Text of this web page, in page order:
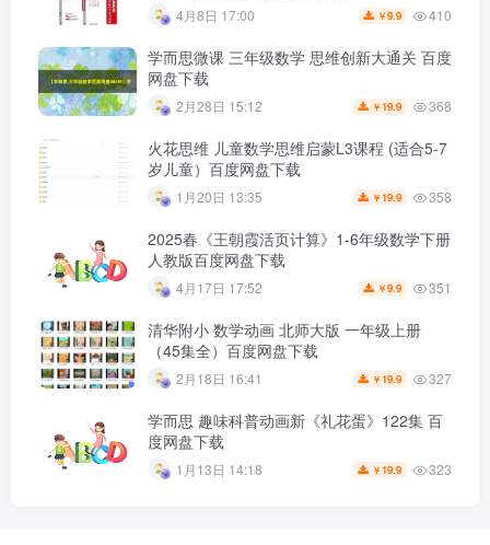
4月8日 17:00 ￥9.9 410
学而思微课 三年级数学 思维创新大通关 百度
网盘下载
2月28日 15:12 ￥ 19.9 368
火花思维 儿童数学思维启蒙L3课程 (适合5-7
岁儿童）百度网盘下载
1月20日 13:35 ￥ 19.9 358
2025春《王朝霞活页计算》1-6年级数学下册
人教版百度网盘下载
4月17日 17:52 ￥9.9 351
清华附小 数学动画 北师大版 一年级上册
（45集全）百度网盘下载
2月18日 16:41 ￥ 19.9 327
学而思 趣味科普动画新《礼花蛋》122集 百
度网盘下载
1月13日 14:18 ￥ 19.9 323